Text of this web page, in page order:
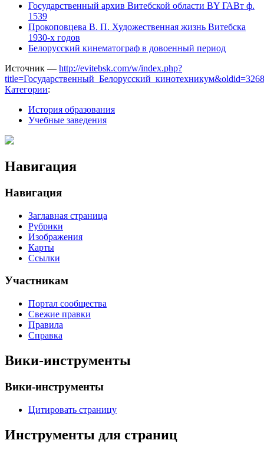
Государственный архив Витебской области BY ГАВт ф.
1539
Прокоповцева В. П. Художественная жизнь Витебска
1930-х годов
Белорусский кинематограф в довоенный период
Источник — http://evitebsk.com/w/index.php?
Категории:
История образования
Учебные заведения
Навигация
Навигация
Заглавная страница
Рубрики
Изображения
Карты
Ссылки
Участникам
Портал сообщества
Свежие правки
Правила
Справка
Вики-инструменты
Вики-инструменты
Цитировать страницу
Инструменты для страниц